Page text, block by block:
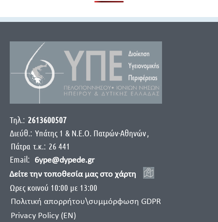
Τηλ.: 2613600507
Διεύθ.: Yπάτης 1 & Ν.Ε.Ο. Πατρών-Αθηνών,
Πάτρα τ.κ.: 26 441
Email:
6ype@dypede.gr
Δείτε την τοποθεσία μας στο χάρτη
Ωρες κοινού 10:00 με 13:00
Πολιτική απορρήτου\συμμόρφωση GDPR
Privacy Policy (EN)